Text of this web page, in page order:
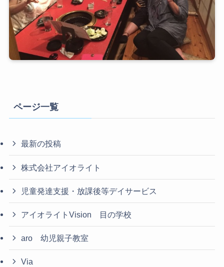
ページ一覧
最新の投稿
株式会社アイオライト
児童発達支援・放課後等デイサービス
アイオライトVision 目の学校
aro 幼児親子教室
Via